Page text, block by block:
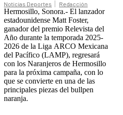
Noticias Deportes Redacción
Hermosillo, Sonora.- El lanzador
estadounidense Matt Foster,
ganador del premio Relevista del
Año durante la temporada 2025-
2026 de la Liga ARCO Mexicana
del Pacífico (LAMP), regresará
con los Naranjeros de Hermosillo
para la próxima campaña, con lo
que se convierte en una de las
principales piezas del bullpen
naranja.